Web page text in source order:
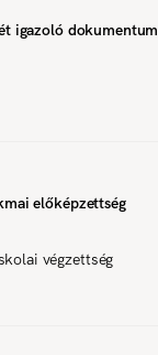
igazoló dokumentum
előképzettség
végzettség